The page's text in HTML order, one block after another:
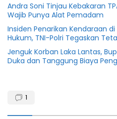
Andra Soni Tinjau Kebakaran
Wajib Punya Alat Pemadam
Insiden Penarikan Kendaraan
Hukum, TNI-Polri Tegaskan
Jenguk Korban Laka Lantas,
Duka dan Tanggung Biaya
1